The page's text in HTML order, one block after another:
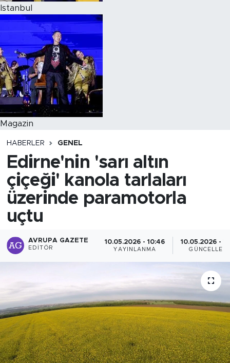
Istanbul
Magazin
HABERLER GENEL
Edirne'nin 'sarı altın
çiçeği' kanola tarlaları
üzerinde paramotorla
uçtu
AVRUPA GAZETE
EDITÖR
10.05.2026 - 10:46
YAYINLANMA
10.05.2026 -